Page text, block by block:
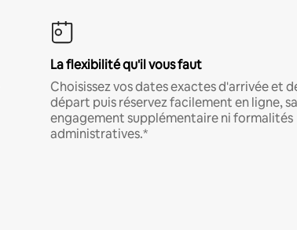
La flexibilité qu'il vous faut
Choisissez vos dates exactes d'arrivée et
départ puis réservez facilement en ligne,
engagement supplémentaire ni formalités
administratives.*